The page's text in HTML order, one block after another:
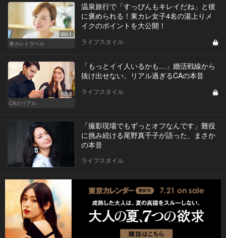
Vol.1
東カレトラベル
温泉旅行で「すっぴんもキレイだね」と彼
に褒められる！東カレ女子4名の湯上りメ
イクのポイントを大公開！
ライフスタイル
Vol.8
CAのリアル
「もっとイイ人いるかも…」婚活戦線から
抜け出せない、リアル過ぎるCAの本音
ライフスタイル
「撮影現場でもずっとオフなんです」難役
に挑み続ける尾野真千子が語った、まさか
の本音
ライフスタイル